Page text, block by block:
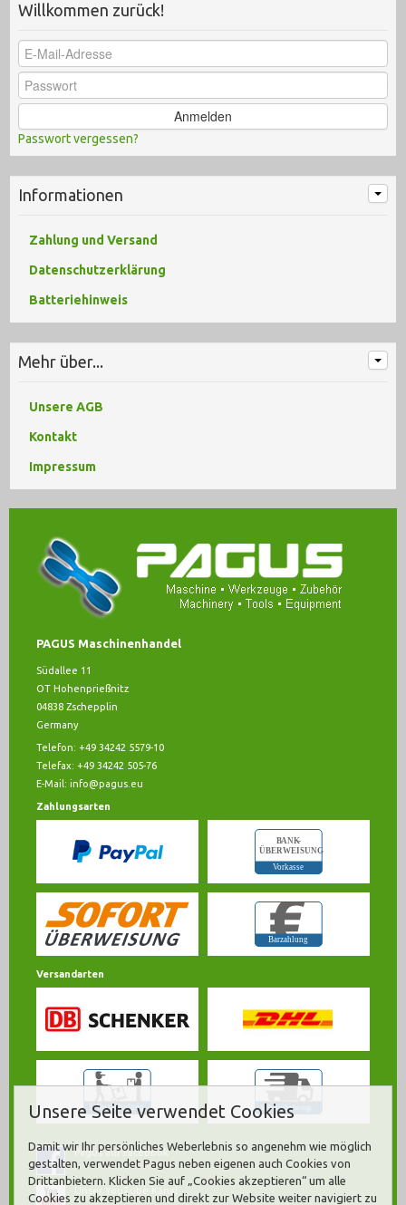
Willkommen zurück!
Anmelden
Passwort vergessen?
Informationen
Zahlung und Versand
Datenschutzerklärung
Batteriehinweis
Mehr über...
Unsere AGB
Kontakt
Impressum
PAGUS Maschinenhandel
Südallee 11
OT Hohenprießnitz
04838 Zschepplin
Germany
Telefon: +49 34242 5579-10
Telefax: +49 34242 505-76
E-Mail: info@pagus.eu
Zahlungsarten
Versandarten
Pagus auf Facebook
Unser YouTube Kanal
Unsere Seite verwendet Cookies
Damit wir Ihr persönliches Weberlebnis so angenehm wie möglich
gestalten, verwendet Pagus neben eigenen auch Cookies von
Drittanbietern. Klicken Sie auf „Cookies akzeptieren“ um alle
Cookies zu akzeptieren und direkt zur Website weiter navigiert zu